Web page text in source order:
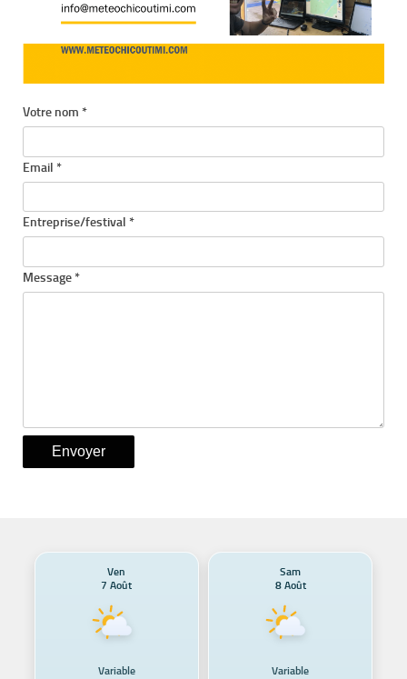
Votre nom *
Email *
Entreprise/festival *
Message *
Ven
7 Août
Variable
Sam
8 Août
Variable